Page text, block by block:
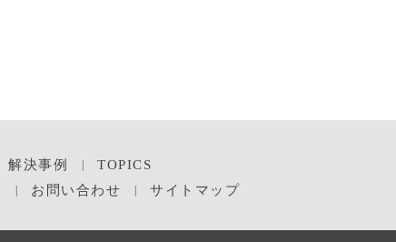
解決事例
TOPICS
お問い合わせ サイトマップ